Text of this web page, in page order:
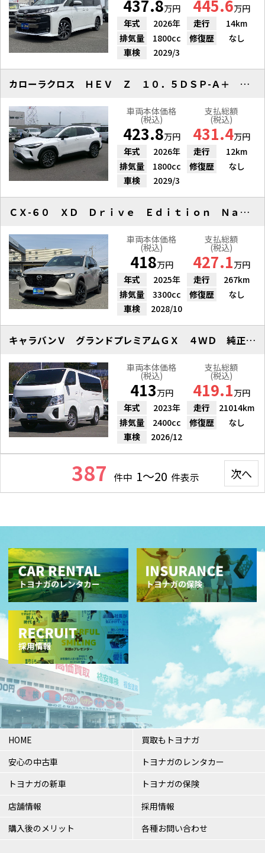
437.8万円 445.6万円
年式
2026年 走行
14km
排気量
1800cc 修復歴
なし
車検
2029/3
カローラクロス ＨＥＶ Ｚ １０．５ＤＳＰ-Ａ＋ パノラマＭ＆ルーフ
車両本体価格
(税込)
423.8万円
支払総額
(税込)
431.4万円
年式
2026年 走行
12km
排気量
1800cc 修復歴
なし
車検
2029/3
ＣＸ-６０ ＸＤ Ｄｒｉｖｅ Ｅｄｉｔｉｏｎ Ｎａｐｐａ ＳＷ５Ｌ１Ｈ７０
車両本体価格
(税込)
418万円
支払総額
(税込)
427.1万円
年式
2025年 走行
267km
排気量
3300cc 修復歴
なし
車検
2028/10
キャラバンＶ グランドプレミアムＧＸ ４ＷＤ 純正ナビＴＶ
車両本体価格
(税込)
413万円
支払総額
(税込)
419.1万円
年式
2023年 走行
21014km
排気量
2400cc 修復歴
なし
車検
2026/12
387 件中 1～20 件表示 次へ
HOME
安心の中古車
トヨナガの新車
店舗情報
購入後のメリット
買取もトヨナガ
トヨナガのレンタカー
トヨナガの保険
採用情報
各種お問い合わせ